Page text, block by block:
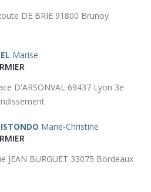
DE BRIE 91800 Brunoy
Marise
D'ARSONVAL 69437 Lyon 3e
Marie-Christine
JEAN BURGUET 33075 Bordeaux